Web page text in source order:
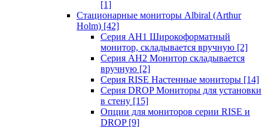
[1]
Стационарные мониторы Albiral (Arthur
Holm) [42]
Серия AH1 Широкоформатный
монитор, складывается вручную [2]
Серия AH2 Монитор складывается
вручную [2]
Серия RISE Настенные мониторы [14]
Серия DROP Мониторы для установки
в стену [15]
Опции для мониторов серии RISE и
DROP [9]